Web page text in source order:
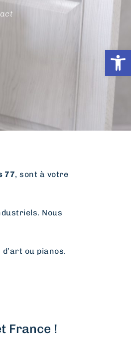
Ouvrir
77, sont à votre
Nous
ou pianos.
France !